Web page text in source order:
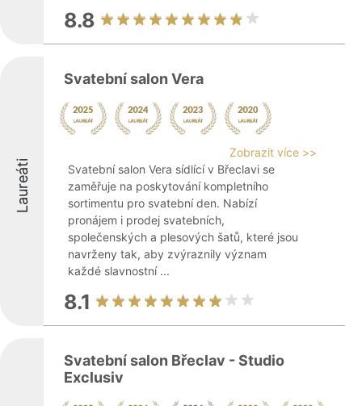
8.8
Laureáti
Svatební salon Vera
Zobrazit více >>
Svatební salon Vera sídlící v Břeclavi se
zaměřuje na poskytování kompletního
sortimentu pro svatební den. Nabízí
pronájem i prodej svatebních,
společenských a plesových šatů, které jsou
navrženy tak, aby zvýraznily význam
každé slavnostní ...
8.1
Svatební salon Břeclav - Studio
Exclusiv